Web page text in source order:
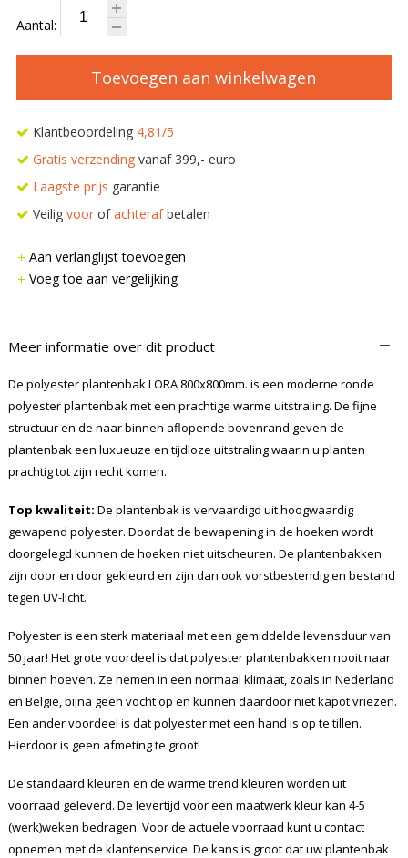
Aantal:
Toevoegen aan winkelwagen
Klantbeoordeling 4,81/5
Gratis verzendingvanaf 399,- euro
Laagste prijs garantie
Veilig voorofachterafbetalen
Aan verlanglijst toevoegen
Voeg toe aan vergelijking
Meer informatie over dit product –
De polyester plantenbak LORA 800x800mm. is een moderne ronde
polyester plantenbak met een prachtige warme uitstraling. De fijne
structuur en de naar binnen aflopende bovenrand geven de
plantenbak een luxueuze en tijdloze uitstraling waarin u planten
prachtig tot zijn recht komen.
Top kwaliteit: De plantenbak is vervaardigd uit hoogwaardig
gewapend polyester. Doordat de bewapening in de hoeken wordt
doorgelegd kunnen de hoeken niet uitscheuren. De plantenbakken
zijn door en door gekleurd en zijn dan ook vorstbestendig en bestand
tegen UV-licht.
Polyester is een sterk materiaal met een gemiddelde levensduur van
50 jaar! Het grote voordeel is dat polyester plantenbakken nooit naar
binnen hoeven. Ze nemen in een normaal klimaat, zoals in Nederland
en België, bijna geen vocht op en kunnen daardoor niet kapot vriezen.
Een ander voordeel is dat polyester met een hand is op te tillen.
Hierdoor is geen afmeting te groot!
De standaard kleuren en de warme trend kleuren worden uit
voorraad geleverd. De levertijd voor een maatwerk kleur kan 4-5
(werk)weken bedragen. Voor de actuele voorraad kunt u contact
opnemen met de klantenservice. De kans is groot dat uw plantenbak